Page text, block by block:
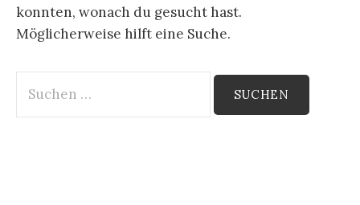
konnten, wonach du gesucht hast.
Möglicherweise hilft eine Suche.
Suchen
nach: